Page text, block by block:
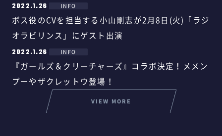
2022.1.26 INFO
ボス役のCVを担当する小山剛志が2月8日(火)「ラジ
オラビリンス」にゲスト出演
2022.1.26 INFO
『ガールズ＆クリーチャーズ』コラボ決定！メメン
プーやザクレットウ登場！
VIEW MORE